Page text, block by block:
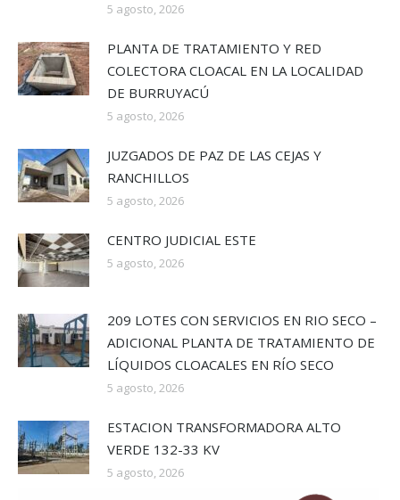
5 agosto, 2026
PLANTA DE TRATAMIENTO Y RED
COLECTORA CLOACAL EN LA LOCALIDAD
DE BURRUYACÚ
5 agosto, 2026
JUZGADOS DE PAZ DE LAS CEJAS Y
RANCHILLOS
5 agosto, 2026
CENTRO JUDICIAL ESTE
5 agosto, 2026
209 LOTES CON SERVICIOS EN RIO SECO –
ADICIONAL PLANTA DE TRATAMIENTO DE
LÍQUIDOS CLOACALES EN RÍO SECO
5 agosto, 2026
ESTACION TRANSFORMADORA ALTO
VERDE 132-33 KV
5 agosto, 2026